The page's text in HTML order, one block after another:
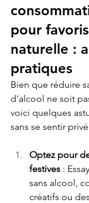
pour
naturelle :
pratiques
Bien que réduire
d'alcool ne soit
voici quelques
sans se sentir
Optez pour
festives :
sans alcool,
créatifs ou